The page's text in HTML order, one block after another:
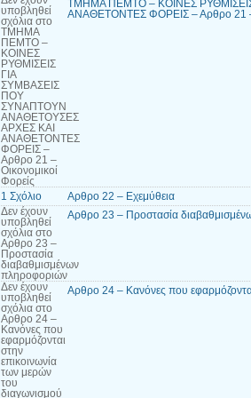
υποβληθεί
σχόλια στο
ΤΜΗΜΑ
ΠΕΜΤΟ –
ΚΟΙΝΕΣ
ΡΥΘΜΙΣΕΙΣ
ΓΙΑ
ΣΥΜΒΑΣΕΙΣ
ΠΟΥ
ΣΥΝΑΠΤΟΥΝ
ΑΝΑΘΕΤΟΥΣΕΣ
ΑΡΧΕΣ ΚΑΙ
ΑΝΑΘΕΤΟΝΤΕΣ
ΦΟΡΕΙΣ –
Αρθρο 21 –
Οικονομικοί
Φορείς
ΤΜΗΜΑ ΠΕΜΤΟ – ΚΟΙΝΕΣ
ΑΝΑΘΕΤΟΝΤΕΣ ΦΟΡΕΙΣ – Αρθρο 21 –
1 Σχόλιο
Αρθρο 22 – Εχεμύθεια
Δεν έχουν
υποβληθεί
σχόλια στο
Αρθρο 23 –
Προστασία
διαβαθμισμένων
πληροφοριών
Αρθρο 23 – Προστασία
Δεν έχουν
υποβληθεί
σχόλια στο
Αρθρο 24 –
Κανόνες που
εφαρμόζονται
στην
επικοινωνία
των μερών
του
διαγωνισμού
Αρθρο 24 – Κανόνες που